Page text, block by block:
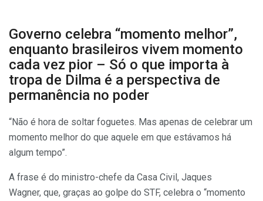
Governo celebra “momento melhor”,
enquanto brasileiros vivem momento
cada vez pior – Só o que importa à
tropa de Dilma é a perspectiva de
permanência no poder
“Não é hora de soltar foguetes. Mas apenas de celebrar um
momento melhor do que aquele em que estávamos há
algum tempo”.
A frase é do ministro-chefe da Casa Civil, Jaques
Wagner, que, graças ao golpe do STF, celebra o “momento